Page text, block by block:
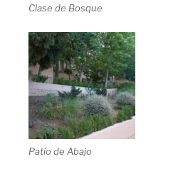
Clase de Bosque
Patio de Abajo